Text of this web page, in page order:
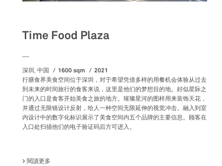
Time Food Plaza
深圳, 中国 1600 sqm 2021
行膳食界美食空间位于深圳，对于希望凭借多样的用餐机会体验从过去
到未来的时间旅行的食客来说，这里是他们的梦想目的地。好似星际之
门的入口是食客开始美食之旅的地方。璀璨星河的图样用来装饰天花，
并通过无限镜设计反射，给人一种空间无限延伸的视觉冲击。融入到室
内设计中的数字化标识展示了美食空间内五个品牌的主要信息。顾客在
入口处扫描他们的电子验证码后方可进入。
閱讀更多